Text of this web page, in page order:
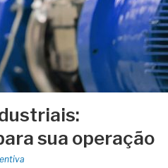
sua operação